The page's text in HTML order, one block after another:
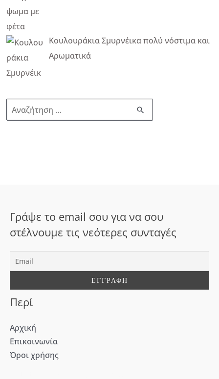
Κουλουράκια Σμυρνέικα πολύ νόστιμα και
Αρωματικά
ν
σ
α
Γράψε το email σου για να σου
στέλνουμε τις νεότερες συνταγές
Περί
Αρχική
Επικοινωνία
Όροι χρήσης